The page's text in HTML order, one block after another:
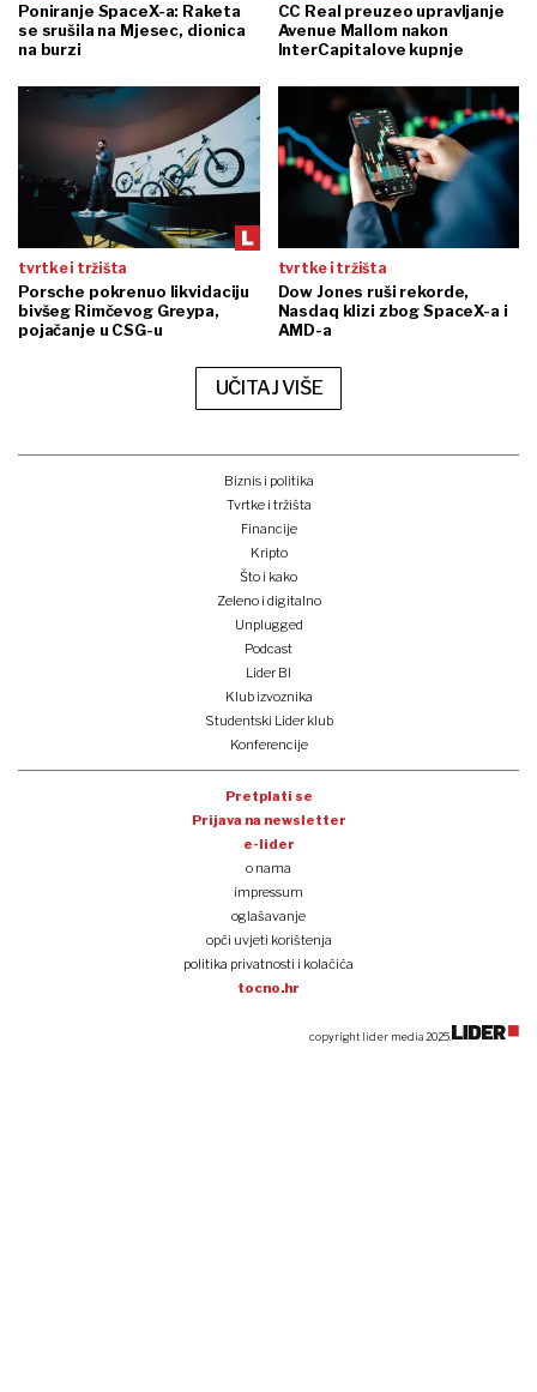
Poniranje SpaceX-a: Raketa
se srušila na Mjesec, dionica
na burzi
CC Real preuzeo upravljanje
Avenue Mallom nakon
InterCapitalove kupnje
tvrtke i tržišta
Porsche pokrenuo likvidaciju
bivšeg Rimčevog Greypa,
pojačanje u CSG-u
tvrtke i tržišta
Dow Jones ruši rekorde,
Nasdaq klizi zbog SpaceX-a i
AMD-a
UČITAJ VIŠE
Biznis i politika
Tvrtke i tržišta
Financije
Kripto
Što i kako
Zeleno i digitalno
Unplugged
Podcast
Lider BI
Klub izvoznika
Studentski Lider klub
Konferencije
Pretplati se
Prijava na newsletter
e-lider
o nama
impressum
oglašavanje
opći uvjeti korištenja
politika privatnosti i kolačića
tocno.hr
copyright lider media 2025.